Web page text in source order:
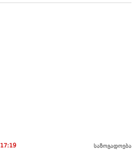
17:19 საზოგადოება